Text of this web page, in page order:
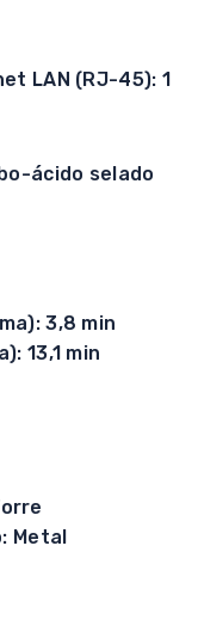
LAN (RJ-45): 1
ácido selado
3,8 min
13,1 min
Metal